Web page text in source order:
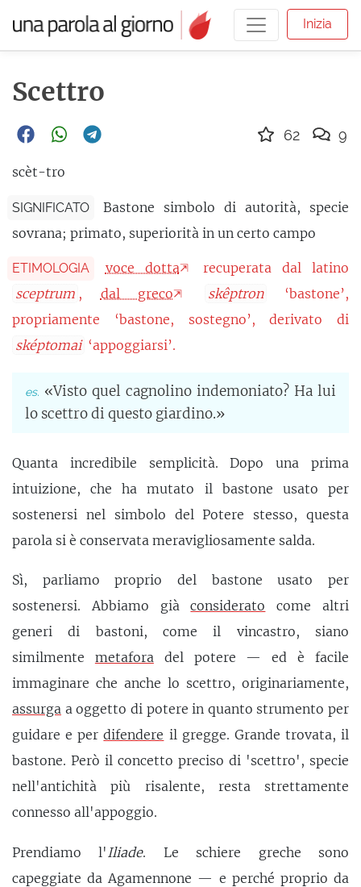
Inizia
Scettro
scèt-tro
SIGNIFICATO
Bastone simbolo di autorità, specie
sovrana; primato, superiorità in un certo campo
ETIMOLOGIA voce dotta
recuperata dal latino
sceptrum , dal greco skêptron
‘bastone’,
propriamente ‘bastone, sostegno’, derivato di
sképtomai ‘appoggiarsi’.
«Visto quel cagnolino indemoniato? Ha lui
lo scettro di questo giardino.»
Quanta incredibile semplicità. Dopo una prima
intuizione, che ha mutato il bastone usato per
sostenersi nel simbolo del Potere stesso, questa
parola si è conservata meravigliosamente salda.
Sì, parliamo proprio del bastone usato per
sostenersi. Abbiamo giàconsiderato come altri
generi di bastoni, come il vincastro, siano
similmente metaforadel potere — ed è facile
immaginare che anche lo scettro, originariamente,
assurga a oggetto di potere in quanto strumento per
guidare e perdifendere il gregge. Grande trovata, il
bastone. Però il concetto preciso di 'scettro', specie
nell'antichità più risalente, resta strettamente
connesso all'appoggio.
Prendiamo l' Iliade. Le schiere greche sono
capeggiate da Agamennone — e perché proprio da
62 9